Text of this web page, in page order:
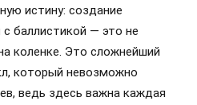
истину: создание
баллистикой — это не
коленке. Это сложнейший
который невозможно
ведь здесь важна каждая